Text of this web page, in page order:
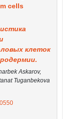
cells
клеток
Askarov,
Tuganbekovа